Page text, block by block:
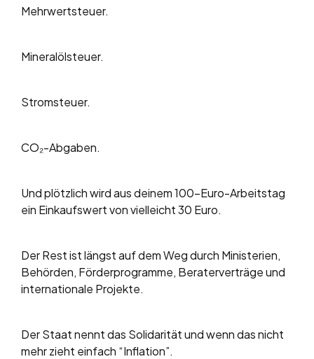
Mehrwertsteuer.
Mineralölsteuer.
Stromsteuer.
CO₂-Abgaben.
Und plötzlich wird aus deinem 100-Euro-Arbeitstag
ein Einkaufswert von vielleicht 30 Euro.
Der Rest ist längst auf dem Weg durch Ministerien,
Behörden, Förderprogramme, Beraterverträge und
internationale Projekte.
Der Staat nennt das Solidarität und wenn das nicht
mehr zieht einfach “Inflation”.